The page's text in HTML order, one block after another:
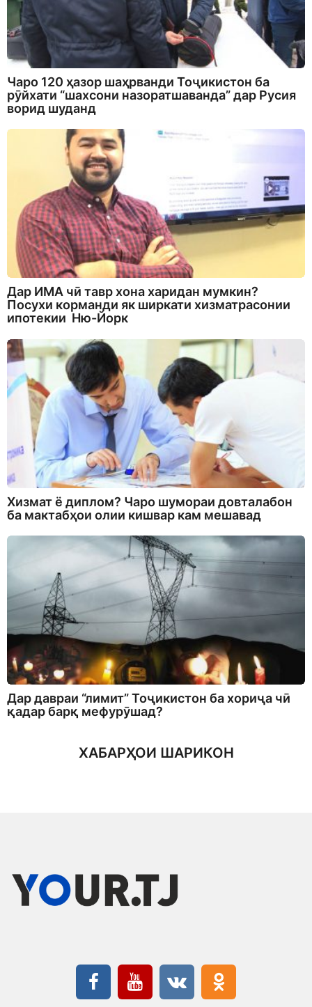
Чаро 120 ҳазор шаҳрванди Тоҷикистон ба
рӯйхати “шахсони назоратшаванда” дар Русия
ворид шуданд
Дар ИМА чӣ тавр хона харидан мумкин?
Посухи корманди як ширкати хизматрасонии
ипотекии Ню-Йорк
Хизмат ё диплом? Чаро шумораи довталабон
ба мактабҳои олии кишвар кам мешавад
Дар давраи “лимит” Тоҷикистон ба хориҷа чӣ
қадар барқ мефурӯшад?
ХАБАРҲОИ ШАРИКОН